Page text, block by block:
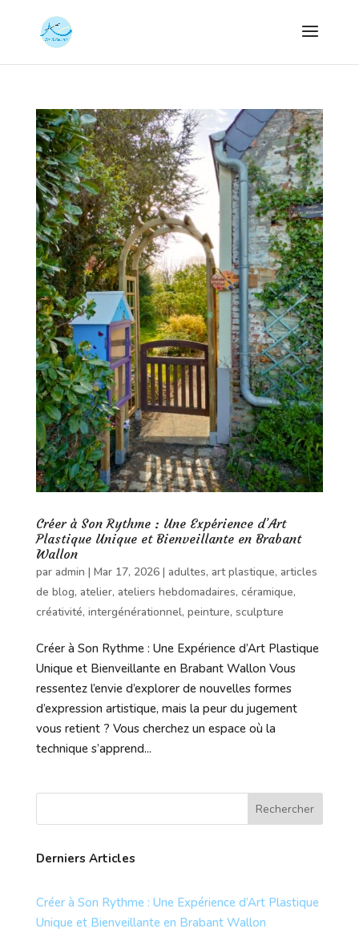
Créer à Son Rythme : Une Expérience d’Art
Plastique Unique et Bienveillante en Brabant
Wallon
par admin | Mar 17, 2026| adultes, art plastique, articles
de blog, atelier, ateliers hebdomadaires, céramique,
créativité, intergénérationnel, peinture, sculpture
Créer à Son Rythme : Une Expérience d’Art Plastique
Unique et Bienveillante en Brabant Wallon Vous
ressentez l’envie d’explorer de nouvelles formes
d’expression artistique, mais la peur du jugement
vous retient ? Vous cherchez un espace où la
technique s’apprend...
Derniers Articles
Créer à Son Rythme : Une Expérience d’Art Plastique
Unique et Bienveillante en Brabant Wallon